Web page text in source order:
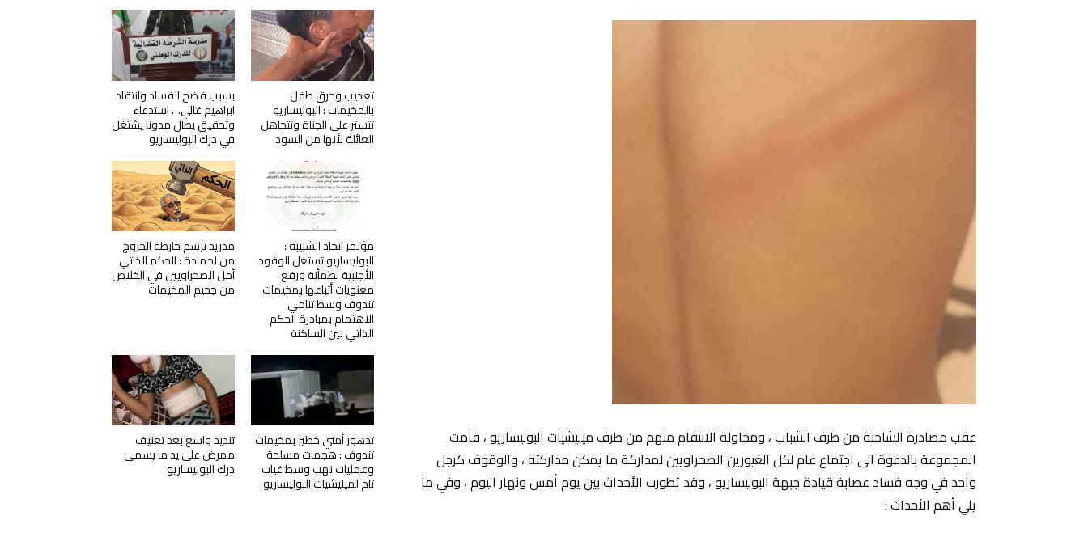
عقب مصادرة الشاحنة من طرف الشباب ، ومحاولة الانتقام منهم من طرف ميليشيات البوليساريو ، قامت
المجموعة بالدعوة الى اجتماع عام لكل الغيورين الصحراويين لمداركة ما يمكن مداركته ، والوقوف كرجل
واحد في وجه فساد عصابة قيادة جبهة البوليساريو ، وقد تطورت الأحداث بين يوم أمس ونهار اليوم ، وفي ما
يلي أهم الأحداث :
بسبب فضح الفساد وانتقاد
ابراهيم غالي… استدعاء
وتحقيق يطال مدونا يشتغل
في درك البوليساريو
تعذيب وحرق طفل
بالمخيمات : البوليساريو
تتستر على الجناة وتتجاهل
العائلة لأنها من السود
مدريد ترسم خارطة الخروج
من لحمادة : الحكم الذاتي
أمل الصحراويين في الخلاص
من جحيم المخيمات
مؤتمر اتحاد الشبيبة :
البوليساريو تستغل الوفود
الأجنبية لطمأنة ورفع
معنويات أتباعها بمخيمات
تندوف وسط تنامي
الاهتمام بمبادرة الحكم
الذاتي بين الساكنة
تنديد واسع بعد تعنيف
ممرض على يد ما يسمى
درك البوليساريو
تدهور أمني خطير بمخيمات
تندوف : هجمات مسلحة
وعمليات نهب وسط غياب
تام لميليشيات البوليساريو